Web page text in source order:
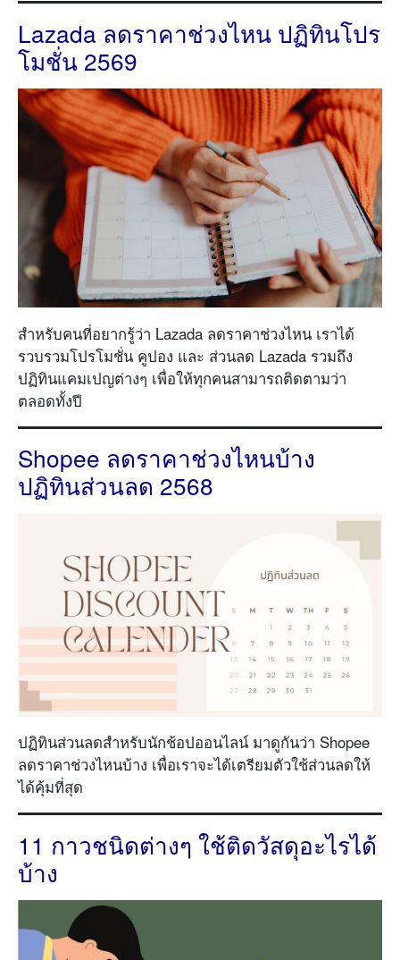
Lazada ลดราคาช่วงไหน ปฏิทินโปร
โมชั่น 2569
สำหรับคนที่อยากรู้ว่า Lazada ลดราคาช่วงไหน เราได้
รวบรวมโปรโมชั่น คูปอง และ ส่วนลด Lazada รวมถึง
ปฏิทินแคมเปญต่างๆ เพื่อให้ทุกคนสามารถติดตามว่า
ตลอดทั้งปี
Shopee ลดราคาช่วงไหนบ้าง
ปฏิทินส่วนลด 2568
ปฏิทินส่วนลดสำหรับนักช้อปออนไลน์ มาดูกันว่า Shopee
ลดราคาช่วงไหนบ้าง เพื่อเราจะได้เตรียมตัวใช้ส่วนลดให้
ได้คุ้มที่สุด
11 กาวชนิดต่างๆ ใช้ติดวัสดุอะไรได้
บ้าง